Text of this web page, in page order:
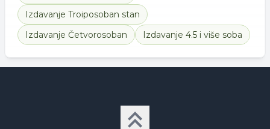
Izdavanje Troiposoban stan
Izdavanje Četvorosoban Izdavanje 4.5 i više soba